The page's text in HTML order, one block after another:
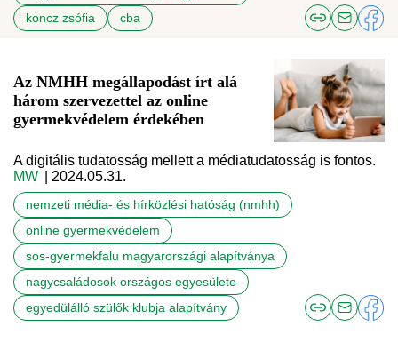
koncz zsófia
cba
Az NMHH megállapodást írt alá
három szervezettel az online
gyermekvédelem érdekében
A digitális tudatosság mellett a médiatudatosság is fontos.
MW
| 2024.05.31.
nemzeti média- és hírközlési hatóság (nmhh)
online gyermekvédelem
sos-gyermekfalu magyarországi alapítványa
nagycsaládosok országos egyesülete
egyedülálló szülők klubja alapítvány